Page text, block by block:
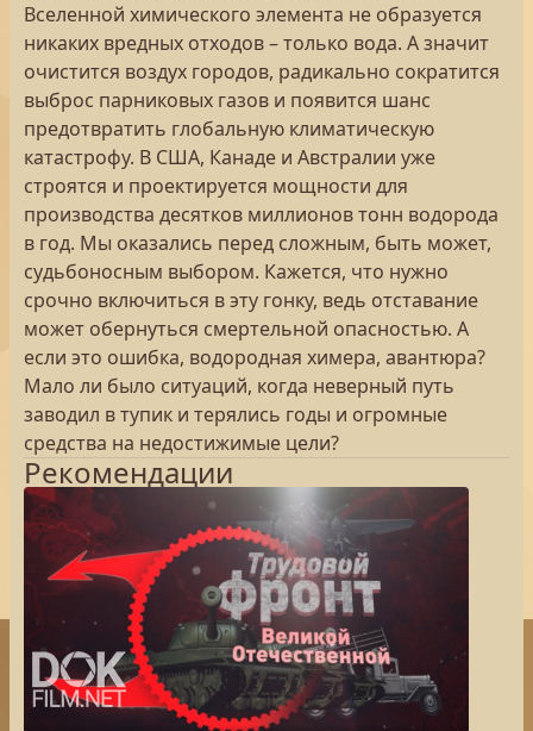
Вселенной химического элемента не образуется
никаких вредных отходов – только вода. А значит
очистится воздух городов, радикально сократится
выброс парниковых газов и появится шанс
предотвратить глобальную климатическую
катастрофу. В США, Канаде и Австралии уже
строятся и проектируется мощности для
производства десятков миллионов тонн водорода
в год. Мы оказались перед сложным, быть может,
судьбоносным выбором. Кажется, что нужно
срочно включиться в эту гонку, ведь отставание
может обернуться смертельной опасностью. А
если это ошибка, водородная химера, авантюра?
Мало ли было ситуаций, когда неверный путь
заводил в тупик и терялись годы и огромные
средства на недостижимые цели?
Рекомендации